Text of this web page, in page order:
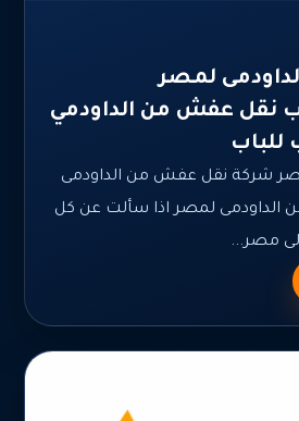
لمصر
مكتب نقل عفش من الداودمي
للباب
شركة نقل عفش من الداودمى
لمصر اذا سألت عن كل
مصر...